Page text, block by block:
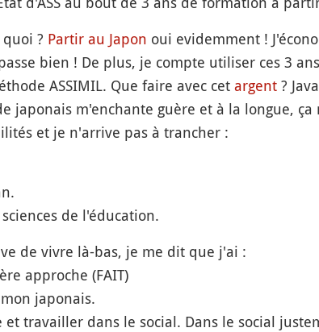
? Partir au Japon oui evidemment !
bien ! De plus, je compte utiliser ces 3
ASSIMIL. Que faire avec cet argent?
japonais m'enchante guère et à la longue,
et je n'arrive pas à trancher :
de l'éducation.
de vivre là-bas, je me dit que j'ai :
approche (FAIT)
japonais.
travailler dans le social. Dans le social